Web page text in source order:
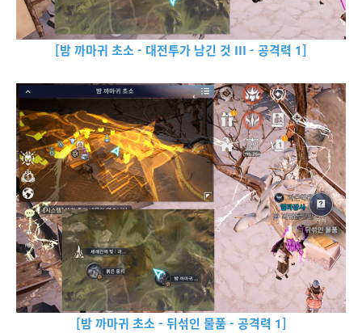
[밤 까마귀 초소 - 대전투가 남긴 것 III - 공격력 1]
[밤 까마귀 초소 - 뒤섞인 물품 - 공격력 1]